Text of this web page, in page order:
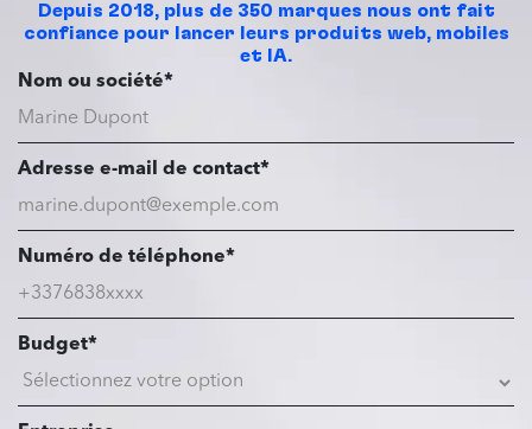
Depuis 2018, plus de 350 marques nous ont fait
confiance pour lancer leurs produits web, mobiles
et IA.
Nom ou société*
Adresse e-mail de contact*
Numéro de téléphone*
Budget*